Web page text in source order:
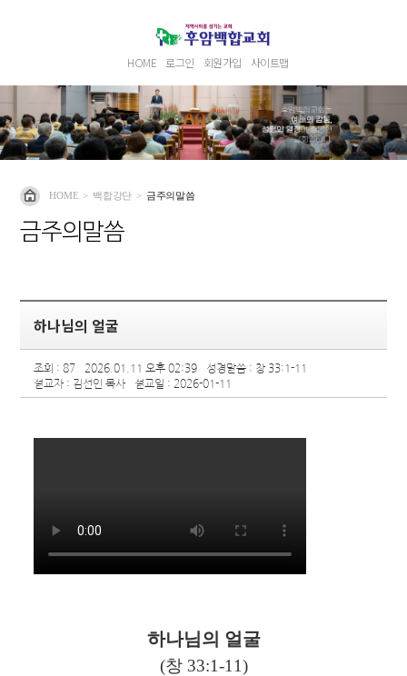
HOME 로그인 회원가입 사이트맵
HOME > 백합강단 > 금주의말씀
금주의말씀
하나님의 얼굴
조회 : 87 2026.01.11 오후 02:39
성경말씀 : 창 33:1-11
설교자 : 김선인 목사
설교일 : 2026-01-11
하나님의 얼굴
(창 33:1-11)